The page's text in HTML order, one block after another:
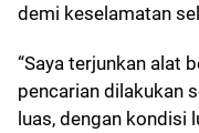
demi keselamatan
“Saya terjunkan alat
pencarian dilakukan
luas, dengan kondisi